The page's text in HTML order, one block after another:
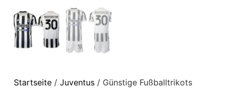
Startseite/ Juventus/ Günstige Fußballtrikots